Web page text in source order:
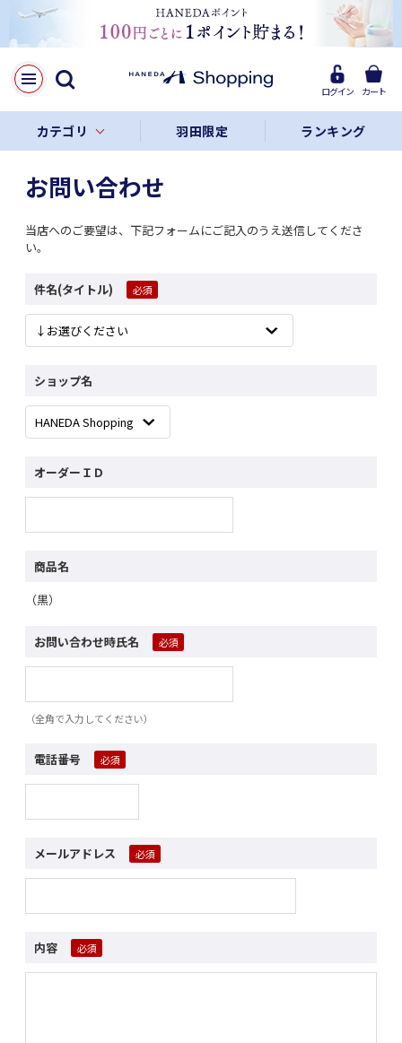
ログイン カート
カテゴリ 羽田限定 ランキング
お問い合わせ
当店へのご要望は、下記フォームにご記入のうえ送信してくださ
い。
件名(タイトル)
ショップ名
オーダーＩＤ
商品名
（黒）
お問い合わせ時氏名
（全角で入力してください）
電話番号
メールアドレス
内容